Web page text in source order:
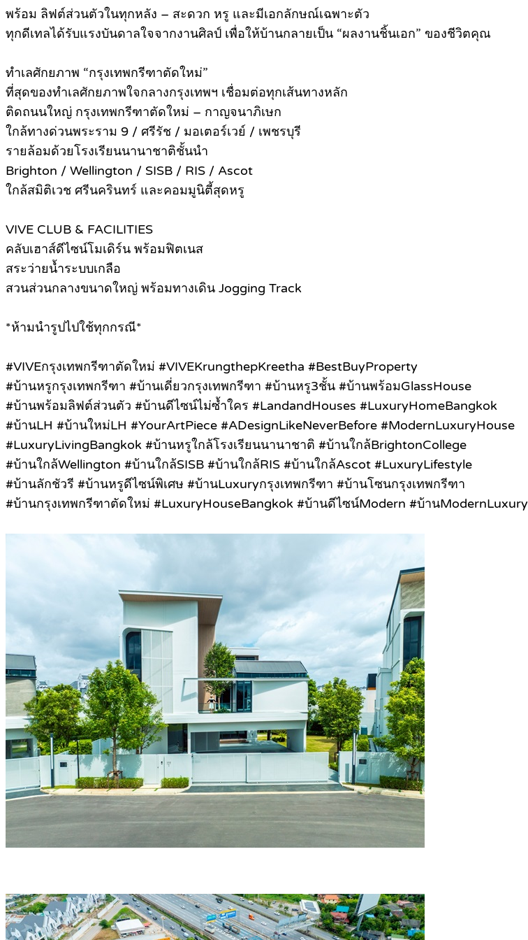
พร้อม ลิฟต์ส่วนตัวในทุกหลัง – สะดวก หรู และมีเอกลักษณ์เฉพาะตัว
ทุกดีเทลได้รับแรงบันดาลใจจากงานศิลป์ เพื่อให้บ้านกลายเป็น “ผลงานชิ้นเอก” ของชีวิตคุณ
ทำเลศักยภาพ “กรุงเทพกรีฑาตัดใหม่”
ที่สุดของทำเลศักยภาพใจกลางกรุงเทพฯ เชื่อมต่อทุกเส้นทางหลัก
ติดถนนใหญ่ กรุงเทพกรีฑาตัดใหม่ – กาญจนาภิเษก
ใกล้ทางด่วนพระราม 9 / ศรีรัช / มอเตอร์เวย์ / เพชรบุรี
รายล้อมด้วยโรงเรียนนานาชาติชั้นนำ
Brighton / Wellington / SISB / RIS / Ascot
ใกล้สมิติเวช ศรีนครินทร์ และคอมมูนิตี้สุดหรู
VIVE CLUB & FACILITIES
คลับเฮาส์ดีไซน์โมเดิร์น พร้อมฟิตเนส
สระว่ายน้ำระบบเกลือ
สวนส่วนกลางขนาดใหญ่ พร้อมทางเดิน Jogging Track
*ห้ามนำรูปไปใช้ทุกกรณี*
#VIVEกรุงเทพกรีฑาตัดใหม่ #VIVEKrungthepKreetha #BestBuyProperty
#บ้านหรูกรุงเทพกรีฑา #บ้านเดี่ยวกรุงเทพกรีฑา #บ้านหรู3ชั้น #บ้านพร้อมGlassHouse
#บ้านพร้อมลิฟต์ส่วนตัว #บ้านดีไซน์ไม่ซ้ำใคร #LandandHouses #LuxuryHomeBangkok
#บ้านLH #บ้านใหม่LH #YourArtPiece #ADesignLikeNeverBefore #ModernLuxuryHouse
#LuxuryLivingBangkok #บ้านหรูใกล้โรงเรียนนานาชาติ #บ้านใกล้BrightonCollege
#บ้านใกล้Wellington #บ้านใกล้SISB #บ้านใกล้RIS #บ้านใกล้Ascot #LuxuryLifestyle
#บ้านลักชัวรี #บ้านหรูดีไซน์พิเศษ #บ้านLuxuryกรุงเทพกรีฑา #บ้านโซนกรุงเทพกรีฑา
#บ้านกรุงเทพกรีฑาตัดใหม่ #LuxuryHouseBangkok #บ้านดีไซน์Modern #บ้านModernLuxury